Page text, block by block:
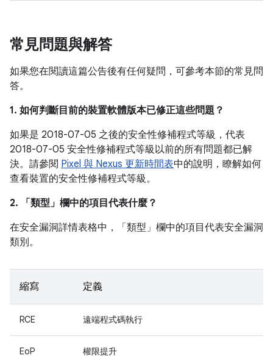
常見問題與解答
如果您在閱讀這篇公告後有任何疑問，可參考本節的常見問
答。
1. 如何判斷目前的裝置軟體版本已修正這些問題？
如果是 2018-07-05 之後的安全性修補程式等級，代表
2018-07-05 安全性修補程式等級以前的所有問題都已解
決。請參閱 Pixel 與 Nexus 更新時間表中的說明，瞭解如何
查看裝置的安全性修補程式等級。
2. 「類型」 欄中的項目代表什麼？
在安全漏洞詳情表格中，「類型」 欄中的項目代表安全漏洞
類別。
縮寫 定義
RCE 遠端程式碼執行
EoP 權限提升